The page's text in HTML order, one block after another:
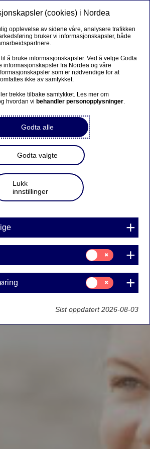
(cookies) i Nordea
opplevelse av sidene våre, analysere trafikken
bruker vi informasjonskapsler, både
å bruke informasjonskapsler. Ved å velge Godta
informasjonskapsler fra Nordea og våre
som er nødvendige for at
ikke av samtykket.
trekke tilbake samtykket. Les mer om
hvordan vi behandler personopplysninger.
Godta alle
Godta valgte
Lukk
innstillinger
Samtykke
til:
Statistikk
Samtykke
til:
Markedsføring
Sist oppdatert 2026-08-03